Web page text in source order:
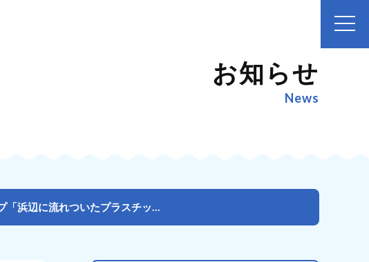
お知らせ
News
プラスチックごみのアップサイクルを学ぶ！ワークショップ「浜辺に流れついたプラスチックごみを暮らしを彩...